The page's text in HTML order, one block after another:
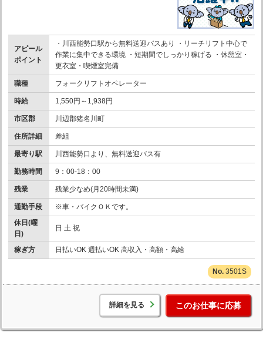
アピール
ポイント
・川西能勢口駅から無料送迎バスあり ・リーチリフト中心で
作業に集中できる環境 ・短期間でしっかり稼げる ・休憩室・
更衣室・喫煙室完備
職種 フォークリフトオペレーター
時給 1,550円～1,938円
市区郡 川辺郡猪名川町
住所詳細 差組
最寄り駅 川西能勢口より、無料送迎バス有
勤務時間 9：00-18：00
残業 残業少なめ(月20時間未満)
通勤手段
※車・バイクＯＫです。
休日(曜
日)
日 土 祝
稼ぎ方 日払いOK 週払いOK 高収入・高額・高給
3501S
詳細を見る このお仕事に応募